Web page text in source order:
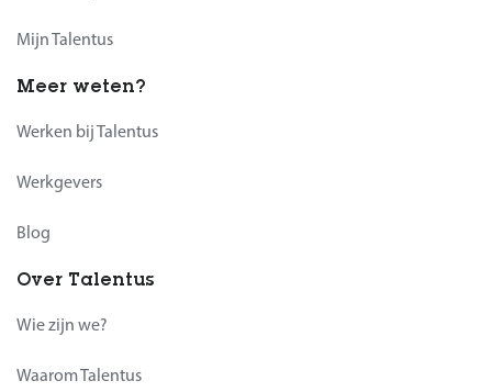
Mijn Talentus
Meer weten?
Werken bij Talentus
Werkgevers
Blog
Over Talentus
Wie zijn we?
Waarom Talentus